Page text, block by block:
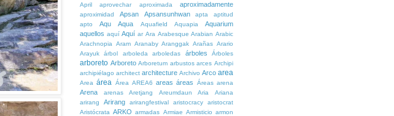
April aprovechar aproximada aproximadamente
aproximidad Apsan Apsansunhwan apta
aptitud
apto
Aqu Aqua Aquafield Aquapia
Aquarium
aquellos aquí Aquí ar Ara Arabesque Arabian Arabic
Arachnopia
Aram Aranaby Aranggak Arañas Arario
Arayuk
árbol arboleda arboledas árboles Árboles
arboreto Arboreto Arboretum arbustos arces Archipi
archipiélago architect architecture Archivo Arco area
Area área Área AREA6 areas áreas Áreas arena
Arena arenas Aretjang Areumdaun Aria
Ariana
arirang
Arirang arirangfestival aristocracy
aristocrat
Aristócrata ARKO armadas Armiae Armisticio armon